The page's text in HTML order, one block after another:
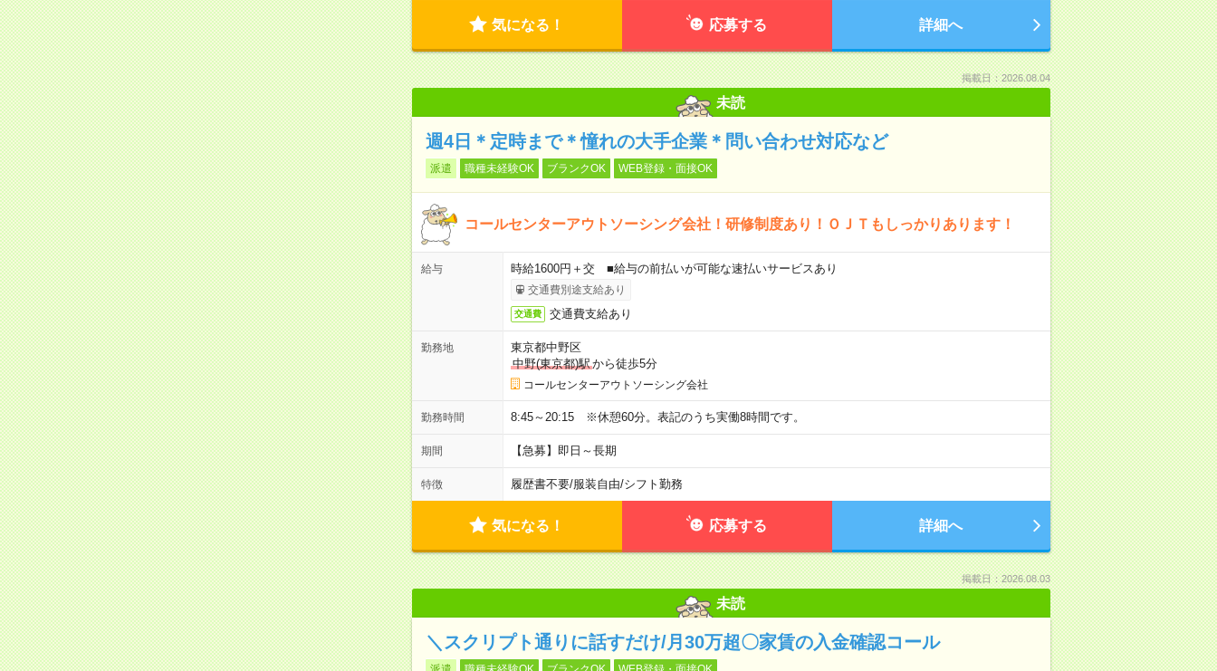
気になる！ 応募する 詳細へ
掲載日：2026.08.04
未読
週4日＊定時まで＊憧れの大手企業＊問い合わせ対応など
派遣 職種未経験OK ブランクOK WEB登録・面接OK
コールセンターアウトソーシング会社！研修制度あり！ＯＪＴもしっかりあります！
給与 時給1600円＋交 ■給与の前払いが可能な速払いサービスあり
交通費別途支給あり
交通費 交通費支給あり
勤務地
東京都中野区
中野(東京都)駅から徒歩5分
コールセンターアウトソーシング会社
勤務時間 8:45～20:15 ※休憩60分。表記のうち実働8時間です。
期間 【急募】即日～長期
特徴 履歴書不要/服装自由/シフト勤務
気になる！ 応募する 詳細へ
掲載日：2026.08.03
未読
＼スクリプト通りに話すだけ/月30万超〇家賃の入金確認コール